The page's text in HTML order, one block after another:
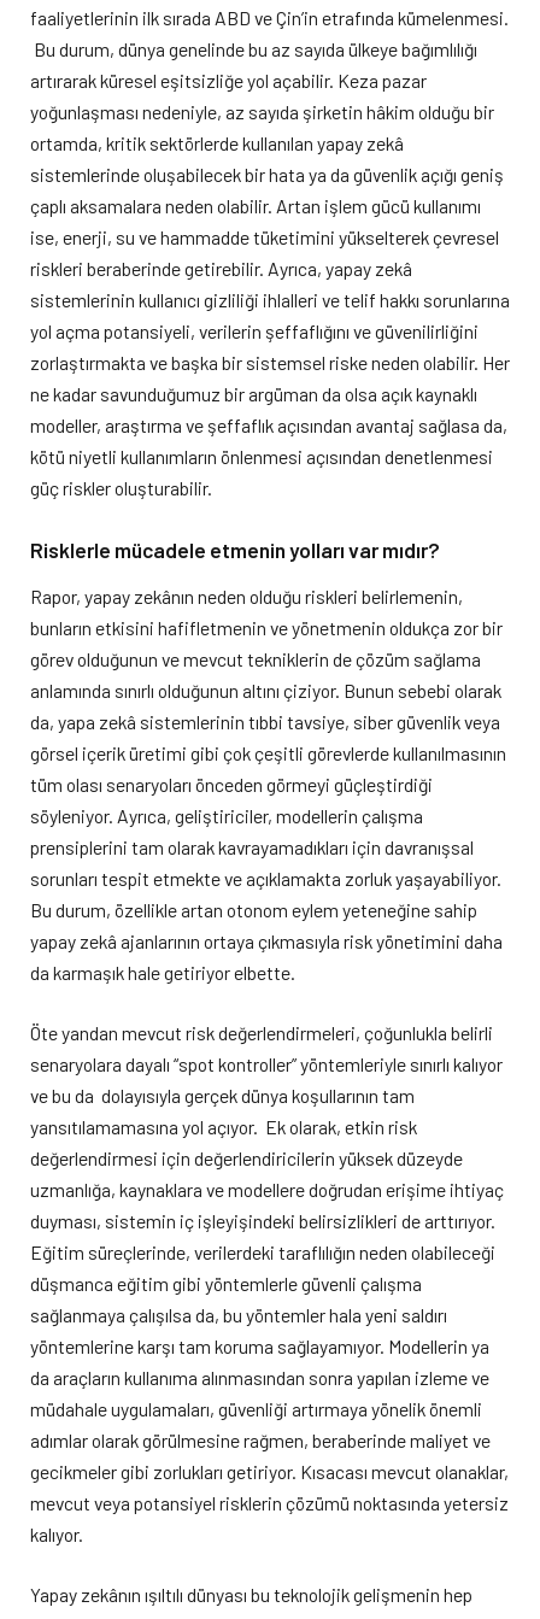
faaliyetlerinin ilk sırada ABD ve Çin’in etrafında kümelenmesi.
Bu durum, dünya genelinde bu az sayıda ülkeye bağımlılığı
artırarak küresel eşitsizliğe yol açabilir. Keza pazar
yoğunlaşması nedeniyle, az sayıda şirketin hâkim olduğu bir
ortamda, kritik sektörlerde kullanılan yapay zekâ
sistemlerinde oluşabilecek bir hata ya da güvenlik açığı geniş
çaplı aksamalara neden olabilir. Artan işlem gücü kullanımı
ise, enerji, su ve hammadde tüketimini yükselterek çevresel
riskleri beraberinde getirebilir. Ayrıca, yapay zekâ
sistemlerinin kullanıcı gizliliği ihlalleri ve telif hakkı sorunlarına
yol açma potansiyeli, verilerin şeffaflığını ve güvenilirliğini
zorlaştırmakta ve başka bir sistemsel riske neden olabilir. Her
ne kadar savunduğumuz bir argüman da olsa açık kaynaklı
modeller, araştırma ve şeffaflık açısından avantaj sağlasa da,
kötü niyetli kullanımların önlenmesi açısından denetlenmesi
güç riskler oluşturabilir.
Risklerle mücadele etmenin yolları var mıdır?
Rapor, yapay zekânın neden olduğu riskleri belirlemenin,
bunların etkisini hafifletmenin ve yönetmenin oldukça zor bir
görev olduğunun ve mevcut tekniklerin de çözüm sağlama
anlamında sınırlı olduğunun altını çiziyor. Bunun sebebi olarak
da, yapa zekâ sistemlerinin tıbbi tavsiye, siber güvenlik veya
görsel içerik üretimi gibi çok çeşitli görevlerde kullanılmasının
tüm olası senaryoları önceden görmeyi güçleştirdiği
söyleniyor. Ayrıca, geliştiriciler, modellerin çalışma
prensiplerini tam olarak kavrayamadıkları için davranışsal
sorunları tespit etmekte ve açıklamakta zorluk yaşayabiliyor.
Bu durum, özellikle artan otonom eylem yeteneğine sahip
yapay zekâ ajanlarının ortaya çıkmasıyla risk yönetimini daha
da karmaşık hale getiriyor elbette.
Öte yandan mevcut risk değerlendirmeleri, çoğunlukla belirli
senaryolara dayalı “spot kontroller” yöntemleriyle sınırlı kalıyor
ve bu da dolayısıyla gerçek dünya koşullarının tam
yansıtılamamasına yol açıyor. Ek olarak, etkin risk
değerlendirmesi için değerlendiricilerin yüksek düzeyde
uzmanlığa, kaynaklara ve modellere doğrudan erişime ihtiyaç
duyması, sistemin iç işleyişindeki belirsizlikleri de arttırıyor.
Eğitim süreçlerinde, verilerdeki taraflılığın neden olabileceği
düşmanca eğitim gibi yöntemlerle güvenli çalışma
sağlanmaya çalışılsa da, bu yöntemler hala yeni saldırı
yöntemlerine karşı tam koruma sağlayamıyor. Modellerin ya
da araçların kullanıma alınmasından sonra yapılan izleme ve
müdahale uygulamaları, güvenliği artırmaya yönelik önemli
adımlar olarak görülmesine rağmen, beraberinde maliyet ve
gecikmeler gibi zorlukları getiriyor. Kısacası mevcut olanaklar,
mevcut veya potansiyel risklerin çözümü noktasında yetersiz
kalıyor.
Yapay zekânın ışıltılı dünyası bu teknolojik gelişmenin hep